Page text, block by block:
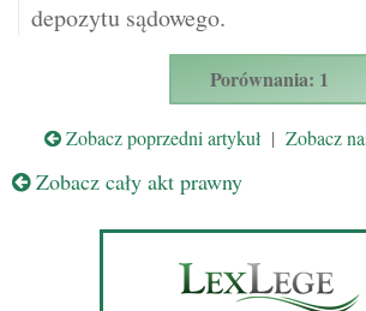
depozytu sądowego.
Porównania: 1
Zobacz poprzedni artykuł | Zobacz
Zobacz cały akt prawny